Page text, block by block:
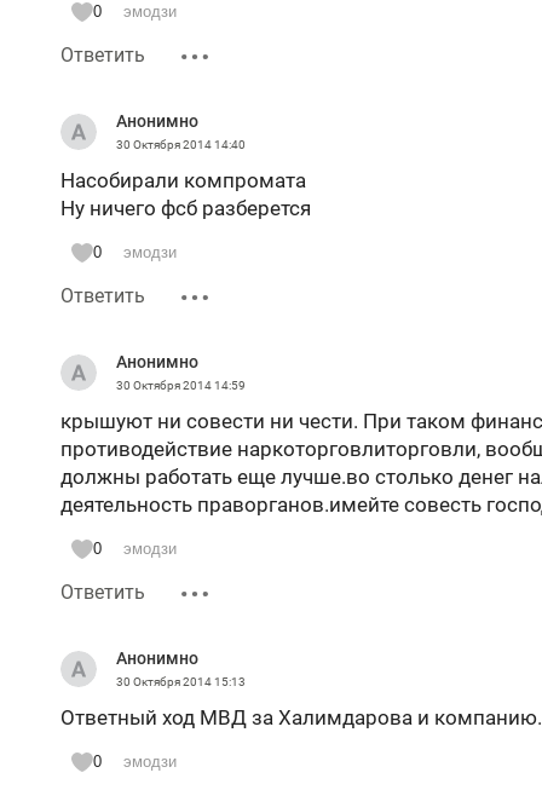
0 эмодзи
Ответить
Анонимно
30 Октября 201414:40
Насобирали компромата
Ну ничего фсб разберется
0 эмодзи
Ответить
Анонимно
30 Октября 201414:59
крышуют ни совести ни чести. При таком
противодействие наркоторговлиторговли,
должны работать еще лучше.во столько денег
деятельность праворганов.имейте совесть
0 эмодзи
Ответить
Анонимно
30 Октября 201415:13
Ответный ход МВД за Халимдарова и компанию.
0 эмодзи